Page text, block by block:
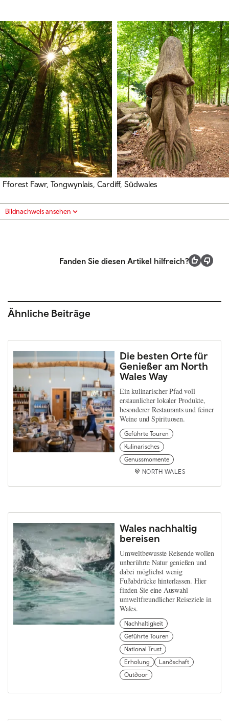
Fforest Fawr, Tongwynlais, Cardiff, Südwales
Bildnachweis ansehen
Fanden Sie diesen Artikel hilfreich?
Ähnliche Beiträge
Die besten Orte für
Genießer am North
Wales Way
Ein kulinarischer Pfad voll
erstaunlicher lokaler Produkte,
besonderer Restaurants und feiner
Weine und Spirituosen.
Geführte Touren
Kulinarisches
Genussmomente
NORTH WALES
Wales nachhaltig
bereisen
Umweltbewusste Reisende wollen
unberührte Natur genießen und
dabei möglichst wenig
Fußabdrücke hinterlassen. Hier
finden Sie eine Auswahl
umweltfreundlicher Reiseziele in
Wales.
Nachhaltigkeit
Geführte Touren
National Trust
Erholung
Landschaft
Outdoor